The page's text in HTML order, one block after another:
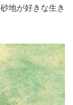
地が好きな生き